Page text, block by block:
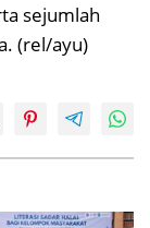
sejumlah
(rel/ayu)